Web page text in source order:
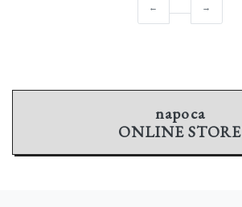
← →
napoca
ONLINE STORE